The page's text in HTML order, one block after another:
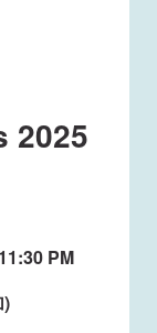
2025
PM